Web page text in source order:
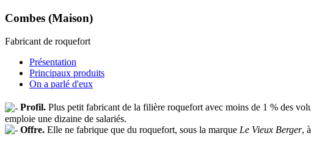
Combes (Maison)
Fabricant de roquefort
Présentation
Principaux produits
On a parlé d'eux
Profil. Plus petit fabricant de la filière roquefort avec moins de 1 % des
emploie une dizaine de salariés.
Offre. Elle ne fabrique que du roquefort, sous la marque Le Vieux Berger,